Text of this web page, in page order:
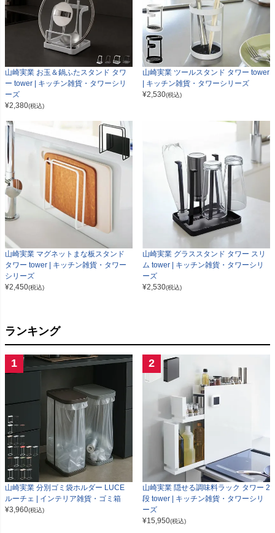
山崎実業 お玉＆鍋ふたスタンド タワ
ー tower | キッチン雑貨・タワーシリ
ーズ
¥2,380(税込)
山崎実業 ツールスタンド タワー tower
| キッチン雑貨・タワーシリーズ
¥2,530(税込)
山崎実業 マグネットまな板スタンド
タワー tower | キッチン雑貨・タワー
シリーズ
¥2,450(税込)
山崎実業 グラススタンド タワー スリ
ム tower | キッチン雑貨・タワーシリ
ーズ
¥2,530(税込)
ランキング
1
山崎実業 分別ゴミ袋ホルダー LUCE
ルーチェ | インテリア雑貨・ゴミ箱
¥3,960(税込)
2
山崎実業 隠せる調味料ラック タワー 2
段 tower | キッチン雑貨・タワーシリ
ーズ
¥15,950(税込)